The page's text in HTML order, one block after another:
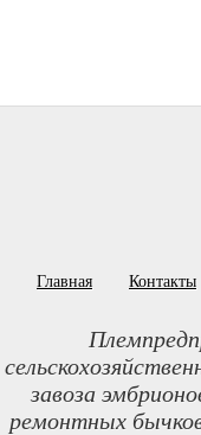
Главная Контакты
завоза
ремонтных